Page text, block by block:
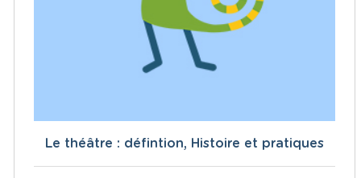
Le théâtre : défintion, Histoire et pratiques